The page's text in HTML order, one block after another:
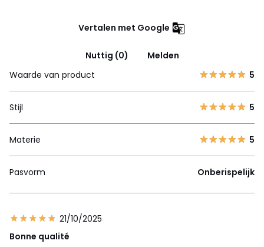
Vertalen met Google
Nuttig (0)
Melden
Waarde van product
5
Stijl 5
Materie 5
Pasvorm Onberispelijk
21/10/2025
Bonne qualité